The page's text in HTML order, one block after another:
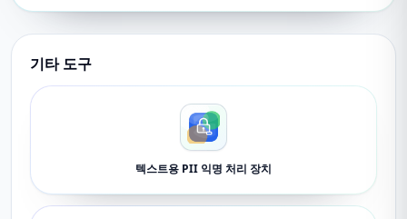
기타 도구
텍스트용 PII 익명 처리 장치